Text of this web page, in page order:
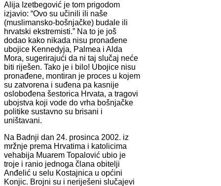
Alija Izetbegović je tom prigodom
izjavio: “Ovo su učinili ili naše
(muslimansko-bošnjačke) budale ili
hrvatski ekstremisti.” Na to je još
dodao kako nikada nisu pronađene
ubojice Kennedyja, Palmea i Alda
Mora, sugerirajući da ni taj slučaj neće
biti riješen. Tako je i bilo! Ubojice nisu
pronađene, montiran je proces u kojem
su zatvorena i suđena pa kasnije
oslobođena šestorica Hrvata, a tragovi
ubojstva koji vode do vrha bošnjačke
politike sustavno su brisani i
uništavani.
Na Badnji dan 24. prosinca 2002. iz
mržnje prema Hrvatima i katolicima
vehabija Muarem Topalović ubio je
troje i ranio jednoga člana obitelji
Anđelić u selu Kostajnica u općini
Konjic. Brojni su i neriješeni slučajevi